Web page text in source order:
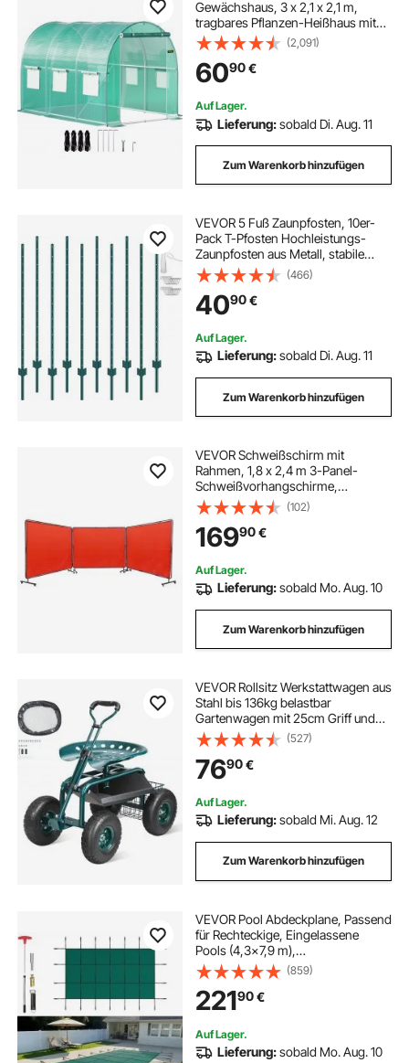
Gewächshaus, 3 x 2,1 x 2,1 m,
tragbares Pflanzen-Heißhaus mit
verzinkten Stahlrahmen, 1
Oberbalken, diagonale Stangen,
Reißverschlusstür und 6
aufrollbaren Fenstern, grün
(2,091)
6090€
Auf Lager.
Lieferung:sobald Di. Aug. 11
Zum Warenkorb hinzufügen
VEVOR 5 Fuß Zaunpfosten, 10er-
Pack T-Pfosten Hochleistungs-
Zaunpfosten aus Metall, stabile
Zaunpfähle aus Stahl für Gartenhof,
Rasen, Bauernhöfe und
Maschendrahtzäune im Freien,
grün
(466)
4090€
Auf Lager.
Lieferung:sobald Di. Aug. 11
Zum Warenkorb hinzufügen
VEVOR Schweißschirm mit
Rahmen, 1,8 x 2,4 m 3-Panel-
Schweißvorhangschirme,
flammhemmender Vinyl-
Schweißschutzschirm auf 12
Schwenkrädern (6 feststellbar),
beweglich und professionell für die
Werkstatt, Ro
(102)
16990€
Auf Lager.
Lieferung:sobald Mo. Aug. 10
Zum Warenkorb hinzufügen
VEVOR Rollsitz Werkstattwagen aus
Stahl bis 136kg belastbar
Gartenwagen mit 25cm Griff und
45-54cm höhenverstellbarem Sitz
Rollwagen 30PSI Reifendruck
Arbeitssitz Gartensitz Grün
(527)
7690€
Auf Lager.
Lieferung:sobald Mi. Aug. 12
Zum Warenkorb hinzufügen
VEVOR Pool Abdeckplane, Passend
für Rechteckige, Eingelassene
Pools (4,3x7,9 m),
Winterabdeckplane mit
Ablauflöchern, Blickdichte
Netzabdeckung für
Schwimmbecken,
Sicherheitsabdeckung, Grün
(859)
22190€
Auf Lager.
Lieferung:sobald Mo. Aug. 10